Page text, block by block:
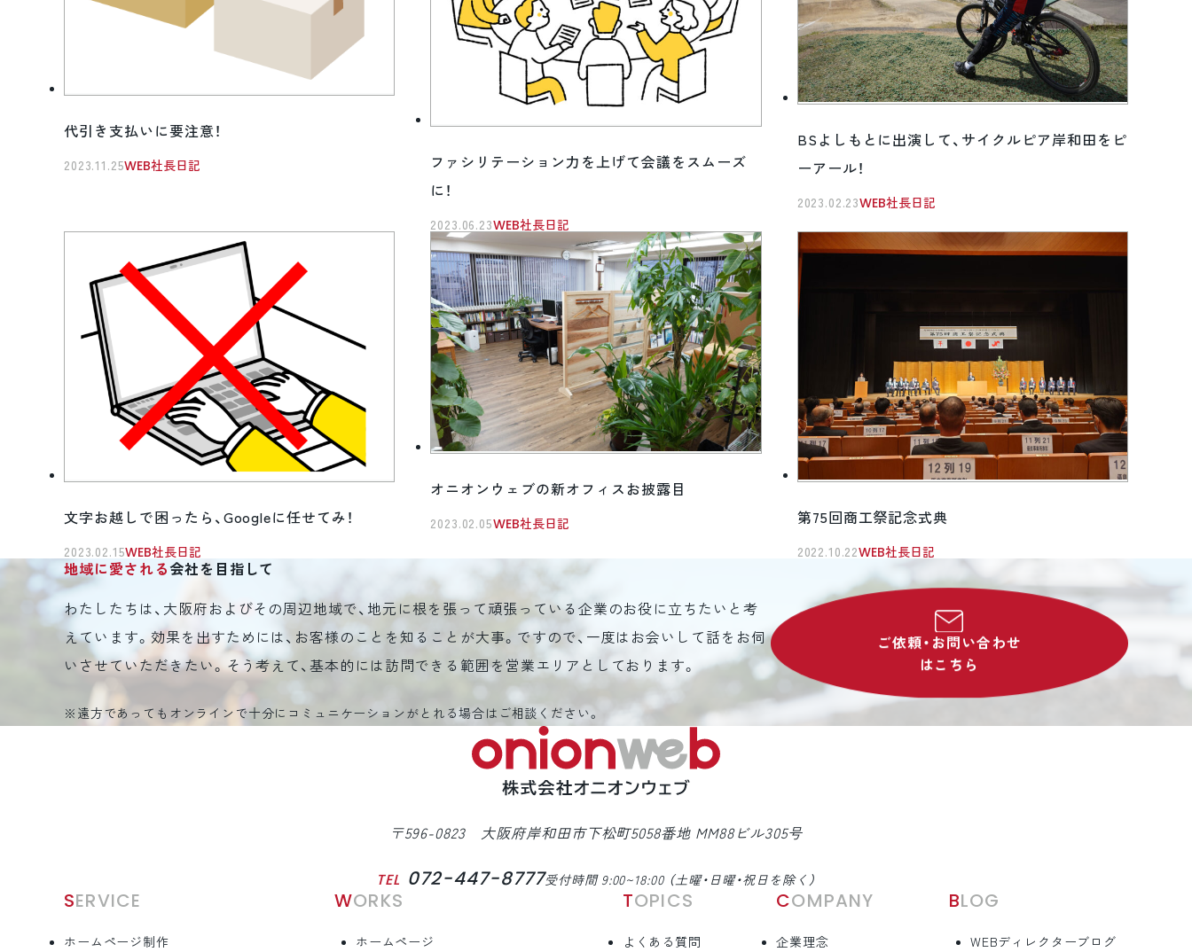
代引き支払いに要注意！
2023.11.25WEB社長日記
ファシリテーション力を上げて会議をスムーズ
に！
2023.06.23WEB社長日記
BSよしもとに出演して、サイクルピア岸和田をピ
ーアール！
2023.02.23WEB社長日記
文字お越しで困ったら、Googleに任せてみ！
2023.02.15WEB社長日記
オニオンウェブの新オフィスお披露目
2023.02.05WEB社長日記 第75回商工祭記念式典
2022.10.22WEB社長日記
地域に愛される会社を目指して
わたしたちは、大阪府およびその周辺地域で、地元に根を張って頑張っている企業のお役に立ちたいと考
えています。効果を出すためには、お客様のことを知ることが大事。ですので、一度はお会いして話をお伺
いさせていただきたい。そう考えて、基本的には訪問できる範囲を営業エリアとしております。
※遠方であってもオンラインで十分にコミュニケーションがとれる場合はご相談ください。
ご依頼・お問い合わせ
はこちら
〒596-0823 大阪府岸和田市下松町5058番地 MM88ビル305号
TEL 072-447-8777受付時間 9:00~18:00 （土曜・日曜・祝日を除く）
SERVICE
ホームページ制作
WORKS
ホームページ
TOPICS
よくある質問
COMPANY
企業理念
BLOG
WEBディレクターブログ